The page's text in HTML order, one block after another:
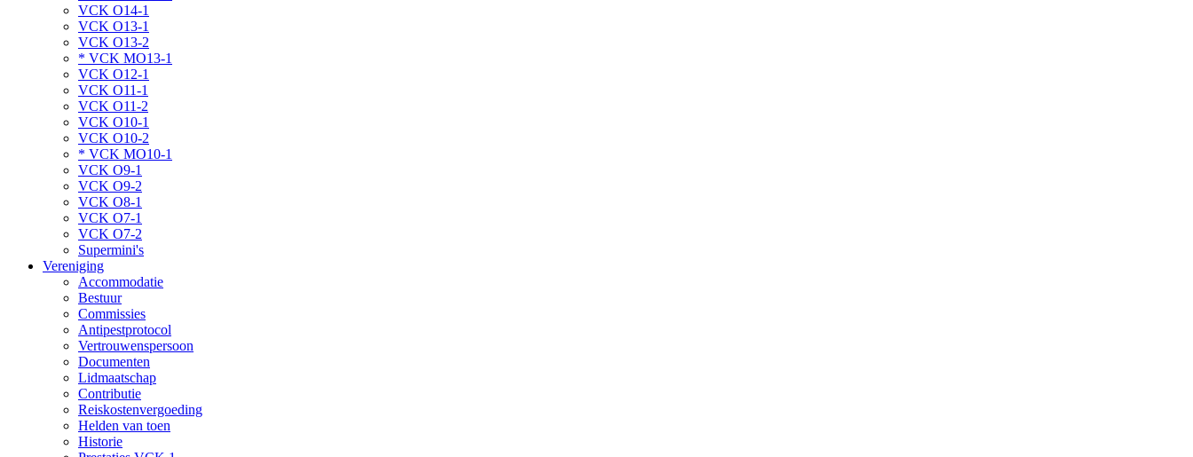
VCK O14-1
VCK O13-1
VCK O13-2
* VCK MO13-1
VCK O12-1
VCK O11-1
VCK O11-2
VCK O10-1
VCK O10-2
* VCK MO10-1
VCK O9-1
VCK O9-2
VCK O8-1
VCK O7-1
VCK O7-2
Supermini's
Vereniging
Accommodatie
Bestuur
Commissies
Antipestprotocol
Vertrouwenspersoon
Documenten
Lidmaatschap
Contributie
Reiskostenvergoeding
Helden van toen
Historie